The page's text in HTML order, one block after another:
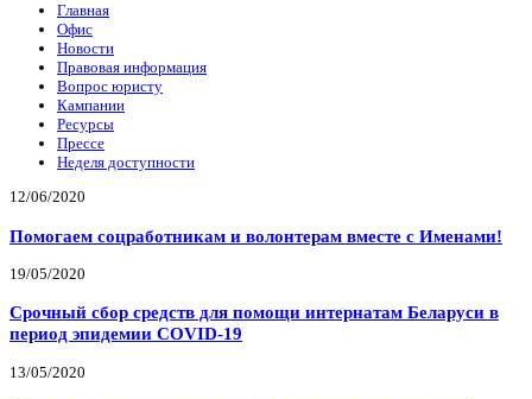
Главная
Офис
Новости
Правовая информация
Вопрос юристу
Кампании
Ресурсы
Прессе
Неделя доступности
12/06/2020
Помогаем соцработникам и волонтерам вместе с Именами!
19/05/2020
Срочный сбор средств для помощи интернатам Беларуси в
период эпидемии COVID-19
13/05/2020